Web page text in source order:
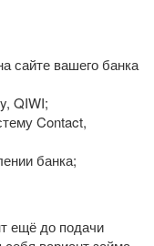
сайте вашего банка
QIWI;
Contact,
банка;
ещё до подачи